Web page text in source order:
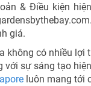
& Điều kiện
giá.
không có nhiều lợi
với sự sáng tạo
luôn mang tới